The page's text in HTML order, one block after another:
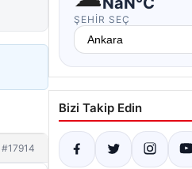
#17914
ŞEHIR SEÇ
Bizi Takip Edin